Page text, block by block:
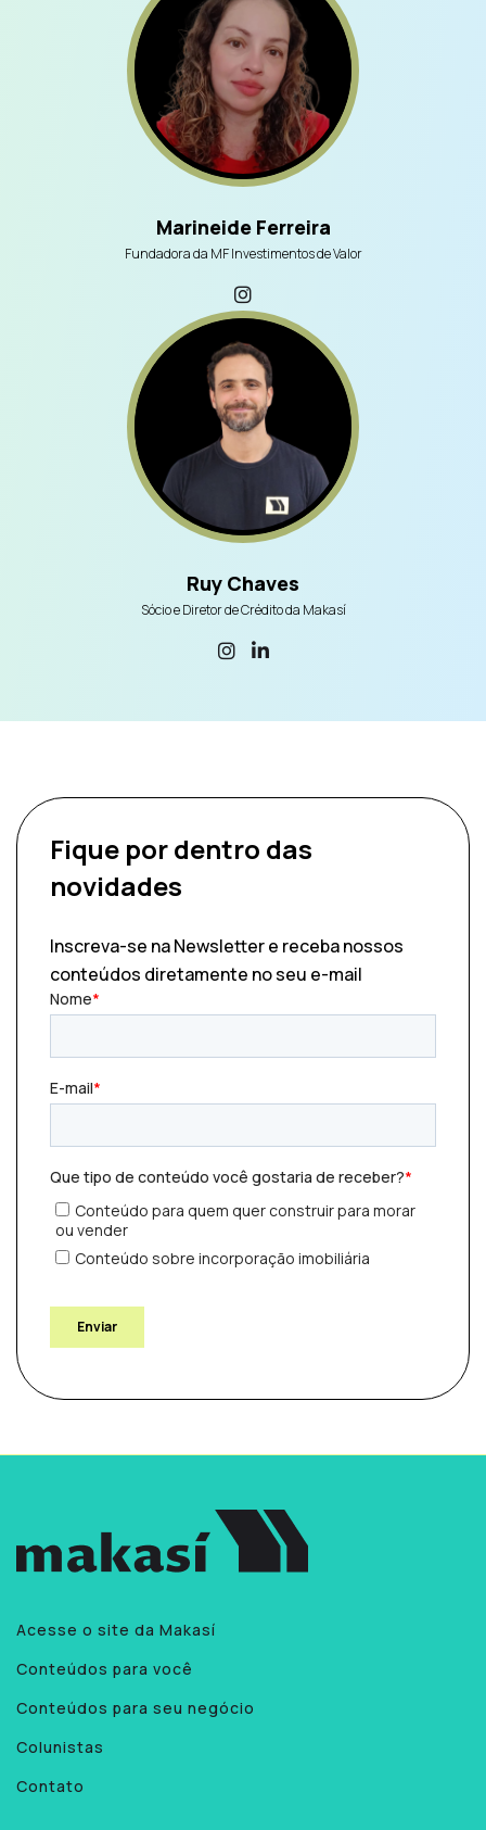
Marineide Ferreira
Fundadora da MF Investimentos de Valor
Ruy Chaves
Sócio e Diretor de Crédito da Makasí
Fique por dentro das
novidades
Inscreva-se na Newsletter e receba nossos
conteúdos diretamente no seu e-mail
Acesse o site da Makasí
Conteúdos para você
Conteúdos para seu negócio
Colunistas
Contato